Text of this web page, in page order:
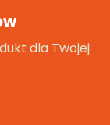
dla Twojej